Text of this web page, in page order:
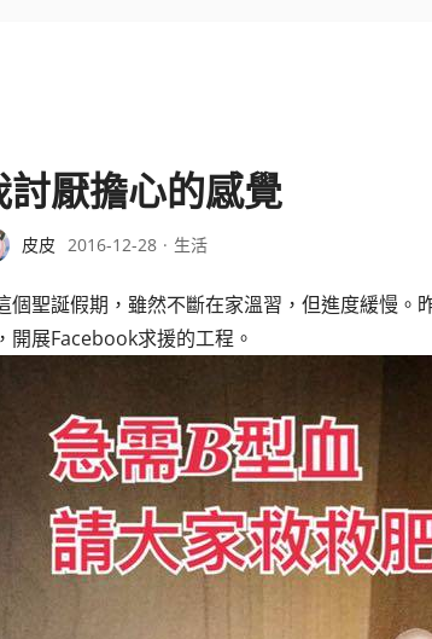
討厭擔心的感覺
皮皮 2016-12-28 生活
個聖誕假期，雖然不斷在家溫習，但進度緩慢
開展Facebook求援的工程。